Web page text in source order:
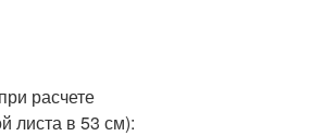
расчете
листа в 53 см):